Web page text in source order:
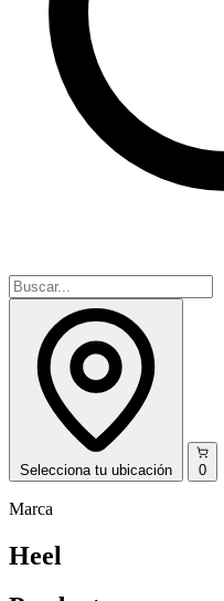
Selecciona tu ubicación 0
Marca
Heel